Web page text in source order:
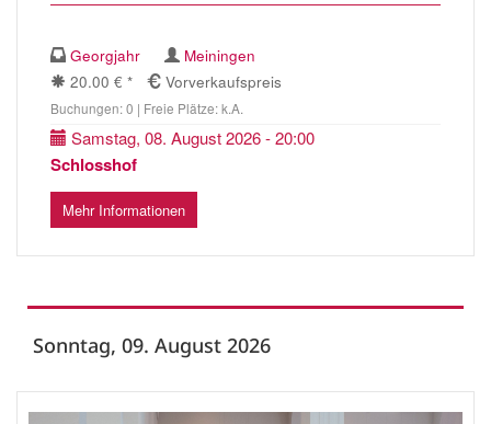
Georgjahr
Meiningen
20.00 € *
Vorverkaufspreis
Buchungen: 0 | Freie Plätze: k.A.
Samstag, 08. August 2026 - 20:00
Schlosshof
Mehr Informationen
Sonntag, 09. August 2026